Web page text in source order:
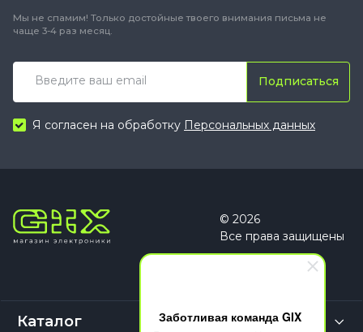
Заботливая команда GIX
Мы не спамим! Только достойные твоего внимания письма не
чаще 3-4 раз месяц.
Подписаться
Я согласен на обработку Персональных данных
© 2026
Все права защищены
Каталог